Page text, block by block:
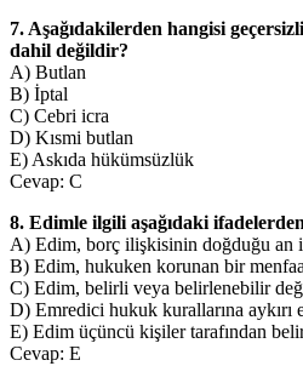
7. Aşağıdakilerden hangisi
dahil değildir?
A) Butlan
B) İptal
C) Cebri icra
D) Kısmi butlan
E) Askıda hükümsüzlük
Cevap: C
8. Edimle ilgili aşağıdaki
A) Edim, borç ilişkisinin doğduğu an
B) Edim, hukuken korunan bir
C) Edim, belirli veya belirlenebilir
D) Emredici hukuk kurallarına aykırı
E) Edim üçüncü kişiler tarafından
Cevap: E